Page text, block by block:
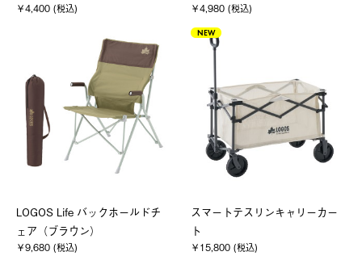
￥4,400 (税込) ￥4,980 (税込)
LOGOS Life バックホールドチ
ェア（ブラウン）
￥9,680 (税込)
NEW
スマートテスリンキャリーカー
ト
￥15,800 (税込)